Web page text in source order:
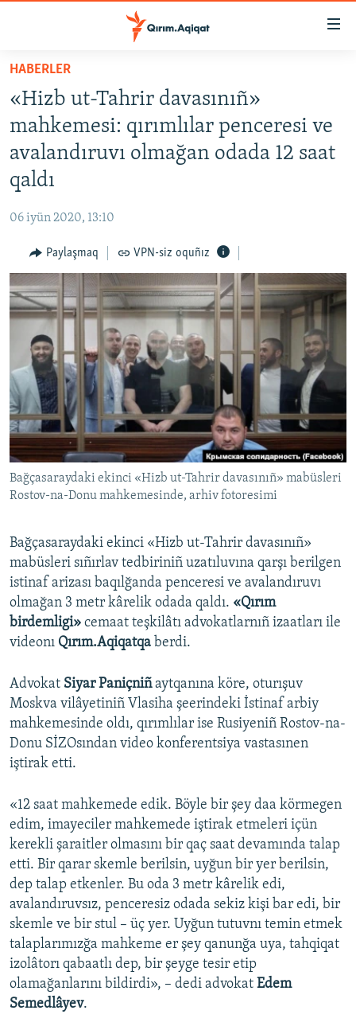
Esas
qaytmaq
Baş
navigatsiyağa
qaytmaq
Qıdıruvğa
HABERLER
SİYASET
İQTİSADİYAT
CEMİYET
İNSAN AQLARI
VİDEO
SÜRET
BLOGLAR
FİKİR
Русский
Українською
QOŞULIÑIZ!
HABERLER
«Hizb ut-Tahrir davasınıñ»
mahkemesi: qırımlılar penceresi ve
avalandıruvı olmağan odada 12 saat
qaldı
06 iyün 2020, 13:10
Paylaşmaq VPN-siz oquñız
Bağçasaraydaki ekinci «Hizb ut-Tahrir davasınıñ» mabüsleri
Rostov-na-Donu mahkemesinde, arhiv fotoresimi
Bağçasaraydaki ekinci «Hizb ut-Tahrir davasınıñ»
mabüsleri sıñırlav tedbiriniñ uzatıluvına qarşı berilgen
istinaf arizası baqılğanda penceresi ve avalandıruvı
olmağan 3 metr kârelik odada qaldı. «Qırım
birdemligi» cemaat teşkilâtı advokatlarnıñ izaatları ile
videonı Qırım.Aqiqatqa berdi.
Advokat Siyar Paniçniñaytqanına köre, oturışuv
Moskva vilâyetiniñ Vlasiha şeerindeki İstinaf arbiy
mahkemesinde oldı, qırımlılar ise Rusiyeniñ Rostov-na-
Donu SİZOsından video konferentsiya vastasınen
iştirak etti.
«12 saat mahkemede edik. Böyle bir şey daa körmegen
edim, imayeciler mahkemede iştirak etmeleri içün
kerekli şaraitler olmasını bir qaç saat devamında talap
etti. Bir qarar skemle berilsin, uyğun bir yer berilsin,
dep talap etkenler. Bu oda 3 metr kârelik edi,
avalandıruvsız, penceresiz odada sekiz kişi bar edi, bir
skemle ve bir stul – üç yer. Uyğun tutuvnı temin etmek
talaplarımızğa mahkeme er şey qanunğa uya, tahqiqat
izolâtorı qabaatlı dep, bir şeyge tesir etip
olamağanlarını bildirdi», – dedi advokat Edem
Semedlâyev.